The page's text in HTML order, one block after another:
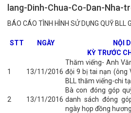
lang-Dinh-Chua-Co-Dan-Nha-
BÁO CÁO TÌNH HÌNH SỬ DỤNG QUỸ
STT NGÀY NỘI
KỲ TRƯỚC
1 13/11/2016
Thăm viếng- Anh
đội 9 bị tai nạn (ông
BLL thăm viếng-chi
2 13/11/2016
Bà con đóng góp
danh sách đóng
ngày họp đồng